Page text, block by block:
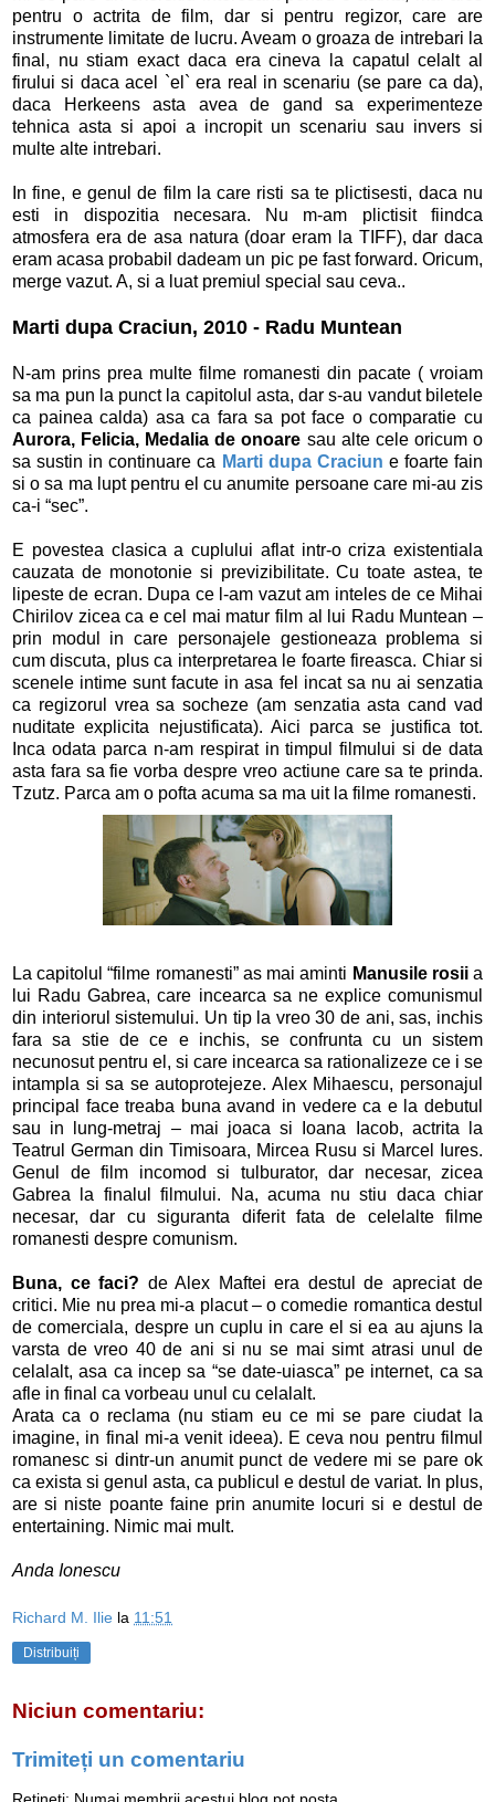
pentru o actrita de film, dar si pentru regizor, care are
instrumente limitate de lucru. Aveam o groaza de intrebari la
final, nu stiam exact daca era cineva la capatul celalt al
firului si daca acel `el` era real in scenariu (se pare ca da),
daca Herkeens asta avea de gand sa experimenteze
tehnica asta si apoi a incropit un scenariu sau invers si
multe alte intrebari.
In fine, e genul de film la care risti sa te plictisesti, daca nu
esti in dispozitia necesara. Nu m-am plictisit fiindca
atmosfera era de asa natura (doar eram la TIFF), dar daca
eram acasa probabil dadeam un pic pe fast forward. Oricum,
merge vazut. A, si a luat premiul special sau ceva..
Marti dupa Craciun, 2010 - Radu Muntean
N-am prins prea multe filme romanesti din pacate ( vroiam
sa ma pun la punct la capitolul asta, dar s-au vandut biletele
ca painea calda) asa ca fara sa pot face o comparatie cu
Aurora, Felicia, Medalia de onoare sau alte cele oricum o
sa sustin in continuare ca Marti dupa Craciun e foarte fain
si o sa ma lupt pentru el cu anumite persoane care mi-au zis
ca-i “sec”.
E povestea clasica a cuplului aflat intr-o criza existentiala
cauzata de monotonie si previzibilitate. Cu toate astea, te
lipeste de ecran. Dupa ce l-am vazut am inteles de ce Mihai
Chirilov zicea ca e cel mai matur film al lui Radu Muntean –
prin modul in care personajele gestioneaza problema si
cum discuta, plus ca interpretarea le foarte fireasca. Chiar si
scenele intime sunt facute in asa fel incat sa nu ai senzatia
ca regizorul vrea sa socheze (am senzatia asta cand vad
nuditate explicita nejustificata). Aici parca se justifica tot.
Inca odata parca n-am respirat in timpul filmului si de data
asta fara sa fie vorba despre vreo actiune care sa te prinda.
Tzutz. Parca am o pofta acuma sa ma uit la filme romanesti.
La capitolul “filme romanesti” as mai aminti Manusile rosiia
lui Radu Gabrea, care incearca sa ne explice comunismul
din interiorul sistemului. Un tip la vreo 30 de ani, sas, inchis
fara sa stie de ce e inchis, se confrunta cu un sistem
necunosut pentru el, si care incearca sa rationalizeze ce i se
intampla si sa se autoprotejeze. Alex Mihaescu, personajul
principal face treaba buna avand in vedere ca e la debutul
sau in lung-metraj – mai joaca si Ioana Iacob, actrita la
Teatrul German din Timisoara, Mircea Rusu si Marcel Iures.
Genul de film incomod si tulburator, dar necesar, zicea
Gabrea la finalul filmului. Na, acuma nu stiu daca chiar
necesar, dar cu siguranta diferit fata de celelalte filme
romanesti despre comunism.
Buna, ce faci? de Alex Maftei era destul de apreciat de
critici. Mie nu prea mi-a placut – o comedie romantica destul
de comerciala, despre un cuplu in care el si ea au ajuns la
varsta de vreo 40 de ani si nu se mai simt atrasi unul de
celalalt, asa ca incep sa “se date-uiasca” pe internet, ca sa
afle in final ca vorbeau unul cu celalalt.
Arata ca o reclama (nu stiam eu ce mi se pare ciudat la
imagine, in final mi-a venit ideea). E ceva nou pentru filmul
romanesc si dintr-un anumit punct de vedere mi se pare ok
ca exista si genul asta, ca publicul e destul de variat. In plus,
are si niste poante faine prin anumite locuri si e destul de
entertaining. Nimic mai mult.
Anda Ionescu
Richard M. Ilie la 11:51
Distribuiți
Niciun comentariu:
Trimiteți un comentariu